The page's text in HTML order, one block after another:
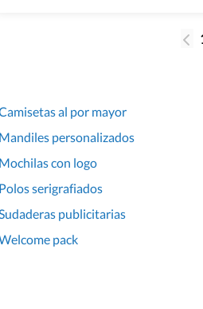
al por mayor
Mandiles personalizados
Mochilas con logo
Polos serigrafiados
publicitarias
pack